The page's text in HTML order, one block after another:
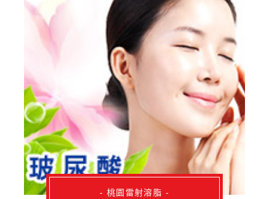
- 桃園雷射溶脂 -